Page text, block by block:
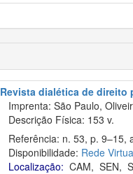
Revista dialética de direito
Imprenta: São Paulo,
Descrição Física: 153 v.
Referência: n. 53, p. 9–15,
Disponibilidade: Rede
Localização: CAM, SEN,